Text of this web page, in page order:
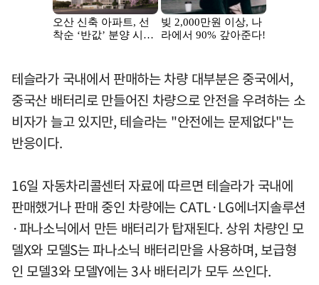
테슬라가 국내에서 판매하는 차량 대부분은 중국에서,
중국산 배터리로 만들어진 차량으로 안전을 우려하는 소
비자가 늘고 있지만, 테슬라는 "안전에는 문제없다"는
반응이다.
16일 자동차리콜센터 자료에 따르면 테슬라가 국내에
판매했거나 판매 중인 차량에는 CATL·LG에너지솔루션
·파나소닉에서 만든 배터리가 탑재된다. 상위 차량인 모
델X와 모델S는 파나소닉 배터리만을 사용하며, 보급형
인 모델3와 모델Y에는 3사 배터리가 모두 쓰인다.